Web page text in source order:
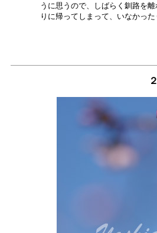
うに思うので、しばらく釧路を